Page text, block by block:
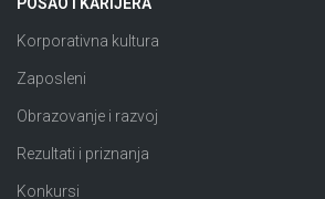
Korporativna kultura
Zaposleni
Obrazovanje i razvoj
Rezultati i priznanja
Konkursi